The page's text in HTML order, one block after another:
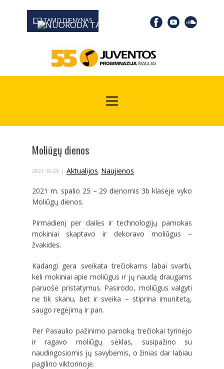
TAMO DIENYNAS
0667 19366
Moliūgų dienos
2021-10-29 Aktualijos, Naujienos
2021 m. spalio 25 – 29 dienomis 3b klasėje vyko
Moliūgų dienos.
Pirmadienį per dailės ir technologijų pamokas
mokiniai skaptavo ir dekoravo moliūgus –
žvakides.
Kadangi gera sveikata trečiokams labai svarbi,
keli mokiniai apie moliūgus ir jų naudą draugams
paruošė pristatymus. Pasirodo, moliūgus valgyti
ne tik skanu, bet ir sveika – stiprina imunitetą,
saugo regėjimą ir pan.
Per Pasaulio pažinimo pamoką trečiokai tyrinėjo
ir ragavo moliūgų sėklas, susipažino su
naudingosiomis jų savybėmis, o žinias dar labiau
pagilino viktorinoje.